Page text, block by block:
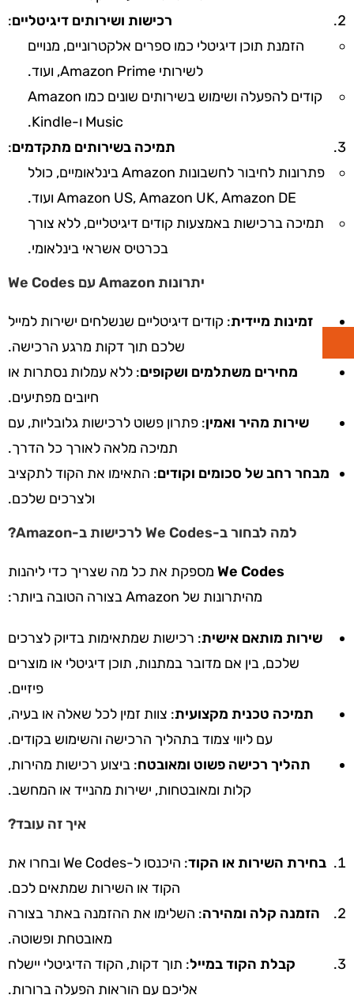
רכישות ושירותים דיגיטליים:
הזמנת תוכן דיגיטלי כמו ספרים אלקטרוניים, מנויים
לשירותי Amazon Prime, ועוד.
קודים להפעלה ושימוש בשירותים שונים כמו Amazon
Music ו-Kindle.
תמיכה בשירותים מתקדמים:
פתרונות לחיבור לחשבונות Amazon בינלאומיים, כולל
Amazon US, Amazon UK, Amazon DE ועוד.
תמיכה ברכישות באמצעות קודים דיגיטליים, ללא צורך
בכרטיס אשראי בינלאומי.
יתרונות Amazon עם We Codes
זמינות מיידית: קודים דיגיטליים שנשלחים ישירות למייל
שלכם תוך דקות מרגע הרכישה.
מחירים משתלמים ושקופים: ללא עמלות נסתרות או
חיובים מפתיעים.
שירות מהיר ואמין: פתרון פשוט לרכישות גלובליות, עם
תמיכה מלאה לאורך כל הדרך.
מבחר רחב של סכומים וקודים: התאימו את הקוד לתקציב
ולצרכים שלכם.
למה לבחור ב-We Codes לרכישות ב-Amazon?
We Codes מספקת את כל מה שצריך כדי ליהנות
מהיתרונות של Amazon בצורה הטובה ביותר:
שירות מותאם אישית: רכישות שמתאימות בדיוק לצרכים
שלכם, בין אם מדובר במתנות, תוכן דיגיטלי או מוצרים
פיזיים.
תמיכה טכנית מקצועית: צוות זמין לכל שאלה או בעיה,
עם ליווי צמוד בתהליך הרכישה והשימוש בקודים.
תהליך רכישה פשוט ומאובטח: ביצוע רכישות מהירות,
קלות ומאובטחות, ישירות מהנייד או המחשב.
איך זה עובד?
בחירת השירות או הקוד
: היכנסו ל-We Codes ובחרו את
הקוד או השירות שמתאים לכם.
הזמנה קלה ומהירה: השלימו את ההזמנה באתר בצורה
מאובטחת ופשוטה.
קבלת הקוד במייל: תוך דקות, הקוד הדיגיטלי יישלח
אליכם עם הוראות הפעלה ברורות.